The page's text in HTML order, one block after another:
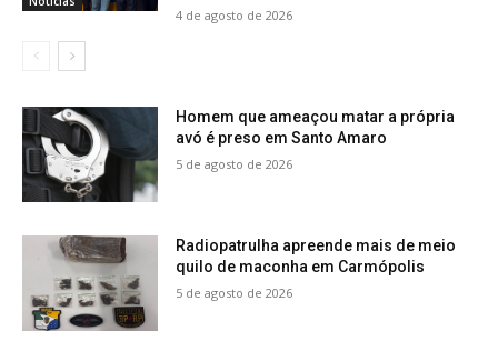
4 de agosto de 2026
Homem que ameaçou matar a própria
avó é preso em Santo Amaro
5 de agosto de 2026
Radiopatrulha apreende mais de meio
quilo de maconha em Carmópolis
5 de agosto de 2026